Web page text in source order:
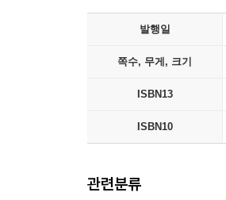
발행일
쪽수, 무게, 크기
ISBN13
ISBN10
관련분류